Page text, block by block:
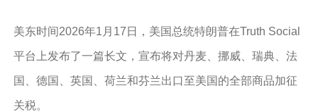
美东时间2026年1月17日，美国总统特朗普在Truth Social
平台上发布了一篇长文，宣布将对丹麦、挪威、瑞典、法
国、德国、英国、荷兰和芬兰出口至美国的全部商品加征
关税。